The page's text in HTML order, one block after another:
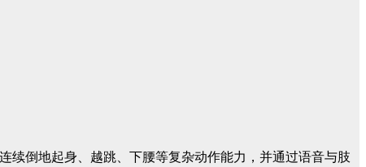
续倒地起身、越跳、下腰等复杂动作能力，并通过语音与肢